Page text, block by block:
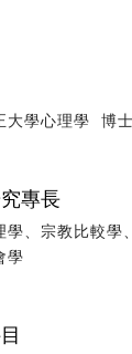
大學心理學 博士
專長
學、宗教比較學
學